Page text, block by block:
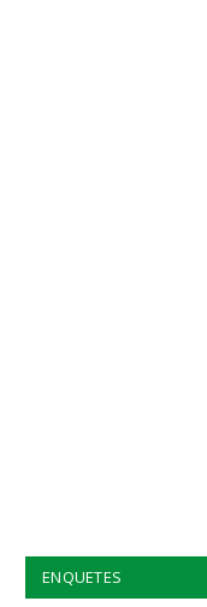
ENQUETES